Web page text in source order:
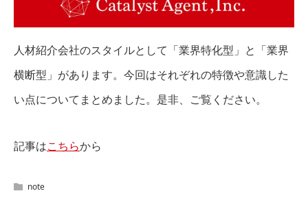
人材紹介会社のスタイルとして「業界特化型」と「業界
横断型」があります。今回はそれぞれの特徴や意識した
い点についてまとめました。是非、ご覧ください。
記事はこちらから
note